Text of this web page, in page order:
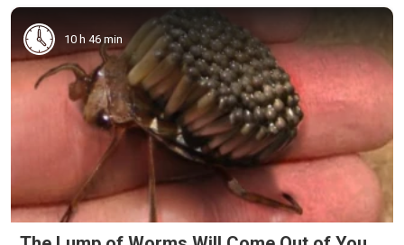
10 h 46 min